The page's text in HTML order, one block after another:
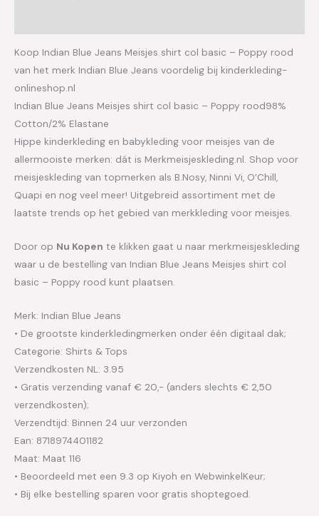
Koop Indian Blue Jeans Meisjes shirt col basic – Poppy rood
van het merk Indian Blue Jeans voordelig bij kinderkleding-
onlineshop.nl
Indian Blue Jeans Meisjes shirt col basic – Poppy rood98%
Cotton/2% Elastane
Hippe kinderkleding en babykleding voor meisjes van de
allermooiste merken: dát is Merkmeisjeskleding.nl. Shop voor
meisjeskleding van topmerken als B.Nosy, Ninni Vi, O’Chill,
Quapi en nog veel meer! Uitgebreid assortiment met de
laatste trends op het gebied van merkkleding voor meisjes.
Door op Nu Kopen te klikken gaat u naar merkmeisjeskleding
waar u de bestelling van Indian Blue Jeans Meisjes shirt col
basic – Poppy rood kunt plaatsen.
Merk: Indian Blue Jeans
• De grootste kinderkledingmerken onder één digitaal dak;
Categorie: Shirts & Tops
Verzendkosten NL: 3.95
• Gratis verzending vanaf € 20,- (anders slechts € 2,50
verzendkosten);
Verzendtijd: Binnen 24 uur verzonden
Ean: 8718974401182
Maat: Maat 116
• Beoordeeld met een 9.3 op Kiyoh en WebwinkelKeur;
• Bij elke bestelling sparen voor gratis shoptegoed.